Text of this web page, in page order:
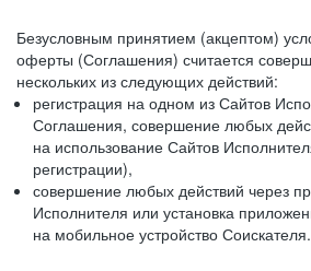
Безусловным принятием (акцептом)
оферты (Соглашения) считается
нескольких из следующих действий:
регистрация на одном из Сайтов
Соглашения, совершение любых
на использование Сайтов
регистрации),
совершение любых действий через
Исполнителя или установка
на мобильное устройство Соискателя.